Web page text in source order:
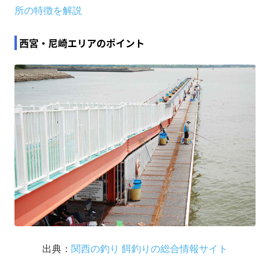
所の特徴を解説
西宮・尼崎エリアのポイント
出典： 関西の釣り 餌釣りの総合情報サイト